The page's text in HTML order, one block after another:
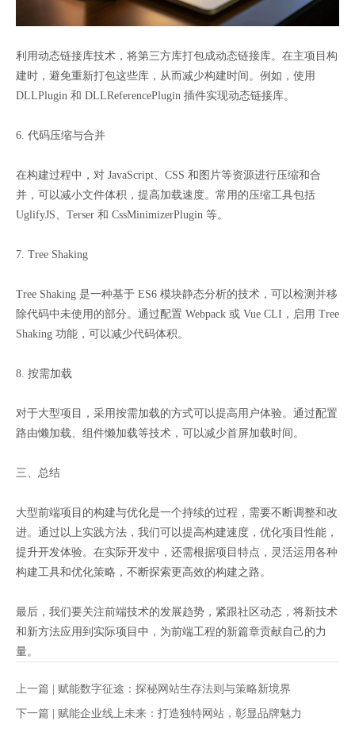
利用动态链接库技术，将第三方库打包成动态链接库。在主项目构
建时，避免重新打包这些库，从而减少构建时间。例如，使用
DLLPlugin 和 DLLReferencePlugin 插件实现动态链接库。
6. 代码压缩与合并
在构建过程中，对 JavaScript、CSS 和图片等资源进行压缩和合
并，可以减小文件体积，提高加载速度。常用的压缩工具包括
UglifyJS、Terser 和 CssMinimizerPlugin 等。
7. Tree Shaking
Tree Shaking 是一种基于 ES6 模块静态分析的技术，可以检测并移
除代码中未使用的部分。通过配置 Webpack 或 Vue CLI，启用 Tree
Shaking 功能，可以减少代码体积。
8. 按需加载
对于大型项目，采用按需加载的方式可以提高用户体验。通过配置
路由懒加载、组件懒加载等技术，可以减少首屏加载时间。
三、总结
大型前端项目的构建与优化是一个持续的过程，需要不断调整和改
进。通过以上实践方法，我们可以提高构建速度，优化项目性能，
提升开发体验。在实际开发中，还需根据项目特点，灵活运用各种
构建工具和优化策略，不断探索更高效的构建之路。
最后，我们要关注前端技术的发展趋势，紧跟社区动态，将新技术
和新方法应用到实际项目中，为前端工程的新篇章贡献自己的力
量。
上一篇 | 赋能数字征途：探秘网站生存法则与策略新境界
下一篇 | 赋能企业线上未来：打造独特网站，彰显品牌魅力